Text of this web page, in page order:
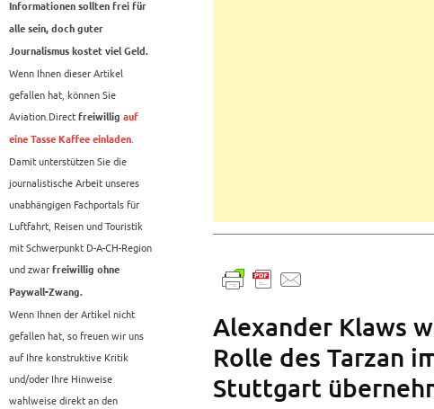
Informationen sollten frei für
alle sein, doch guter
Journalismus kostet viel Geld.
Wenn Ihnen dieser Artikel
gefallen hat, können Sie
Aviation.Direct freiwillig auf
eine Tasse Kaffee einladen.
Damit unterstützen Sie die
journalistische Arbeit unseres
unabhängigen Fachportals für
Luftfahrt, Reisen und Touristik
mit Schwerpunkt D-A-CH-Region
und zwar freiwillig ohne
Paywall-Zwang.
Wenn Ihnen der Artikel nicht
gefallen hat, so freuen wir uns
auf Ihre konstruktive Kritik
und/oder Ihre Hinweise
wahlweise direkt an den
Alexander Klaws
Rolle des Tarzan
Stuttgart